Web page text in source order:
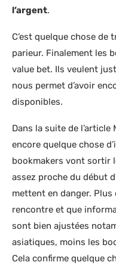
l’argent.
C’est quelque chose
parieur. Finalement les
value bet. Ils veulent
nous permet d’avoir
disponibles.
Dans la suite de
encore quelque chose
bookmakers vont sortir
assez proche du début
mettent en danger.
rencontre et que
sont bien ajustées
asiatiques, moins les
Cela confirme quelque